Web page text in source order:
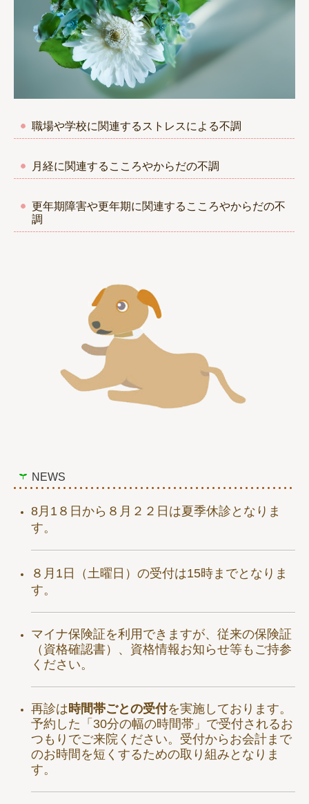
職場や学校に関連するストレスによる不調
月経に関連するこころやからだの不調
更年期障害や更年期に関連するこころやからだの不
調
NEWS
8月1８日から８月２２日は夏季休診となりま
す。
８月1日（土曜日）の受付は15時までとなりま
す。
マイナ保険証を利用できますが、従来の保険証
（資格確認書）、資格情報お知らせ等もご持参
ください。
再診は 時間帯ごとの受付を実施しております。
予約した「30分の幅の時間帯」で受付されるお
つもりでご来院ください。 受付からお会計まで
のお時間を短くするための取り組みとなりま
す。